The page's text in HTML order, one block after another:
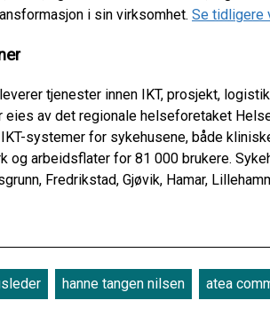
i sin virksomhet. Se tidligere
tjenester innen IKT, prosjekt,
eies av det regionale helseforetaket
systemer for sykehusene, både
og arbeidsflater for 81 000 brukere.
Fredrikstad, Gjøvik, Hamar,
hanne tangen nilsen atea